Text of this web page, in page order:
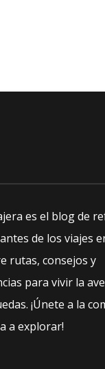
es el blog de
de los viajes
rutas, consejos y
para vivir la
¡Únete a la
a explorar!